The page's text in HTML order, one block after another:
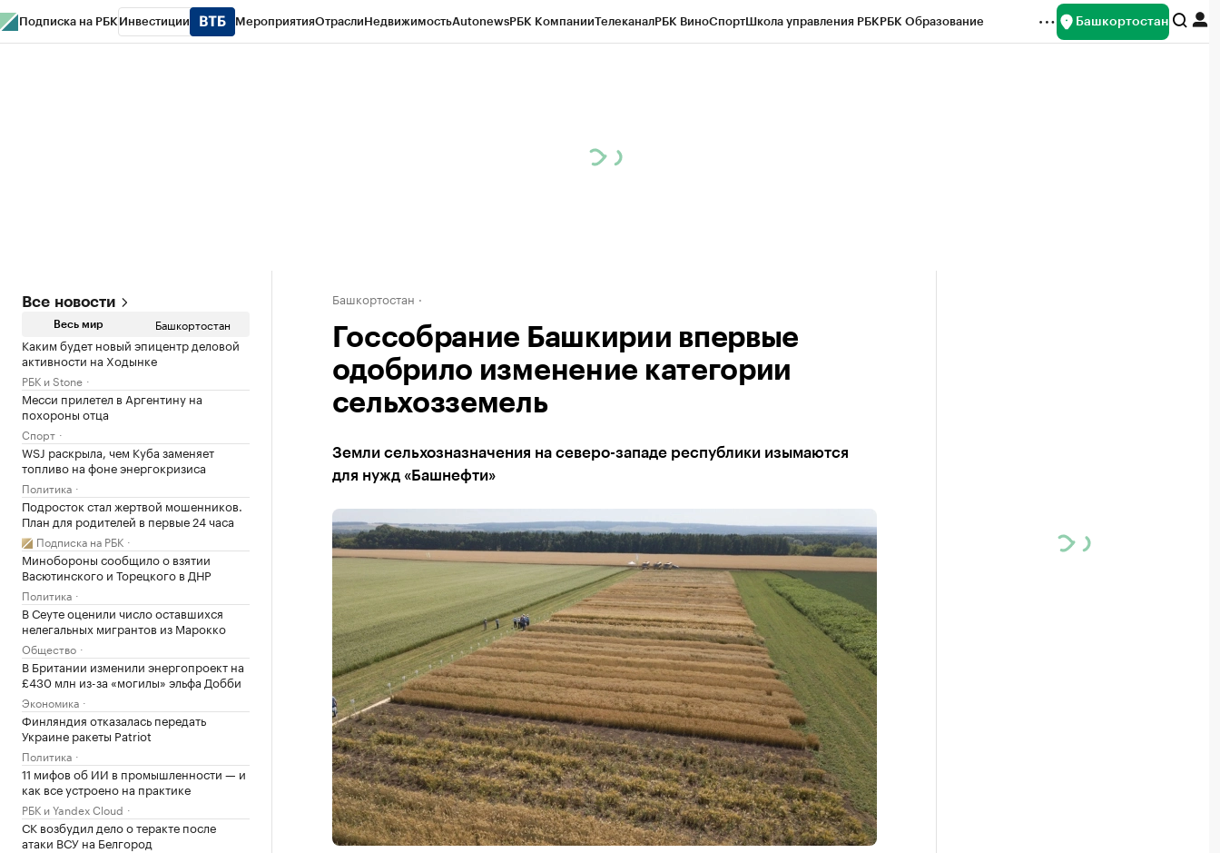
Подписка на РБК Инвестиции МероприятияОтраслиНедвижимостьAutonewsРБК КомпанииТелеканалРБК ВиноСпортШкола управления РБКРБК Образование Башкортостан
Все новости
Весь мир Башкортостан
Каким будет новый эпицентр деловой
активности на Ходынке
РБК и Stone
Месси прилетел в Аргентину на
похороны отца
Спорт
WSJ раскрыла, чем Куба заменяет
топливо на фоне энергокризиса
Политика
Подросток стал жертвой мошенников.
План для родителей в первые 24 часа
Подписка на РБК
Минобороны сообщило о взятии
Васютинского и Торецкого в ДНР
Политика
В Сеуте оценили число оставшихся
нелегальных мигрантов из Марокко
Общество
В Британии изменили энергопроект на
£430 млн из-за «могилы» эльфа Добби
Экономика
Финляндия отказалась передать
Украине ракеты Patriot
Политика
11 мифов об ИИ в промышленности — и
как все устроено на практике
РБК и Yandex Cloud
СК возбудил дело о теракте после
атаки ВСУ на Белгород
Башкортостан
Госсобрание Башкирии впервые
одобрило изменение категории
сельхозземель
Земли сельхозназначения на северо-западе республики изымаются
для нужд «Башнефти»